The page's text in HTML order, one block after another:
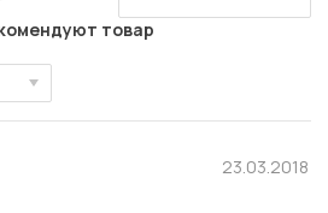
товар
23.03.2018